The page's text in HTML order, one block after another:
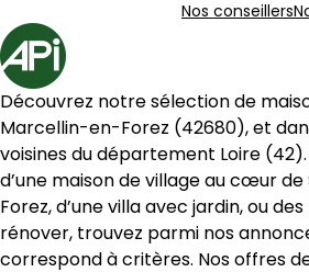
Nos conseillers
Accueil
3 Maisons à vendre à Saint-
113 m² 5 pièces
Aller à l'image1
Aller à l'image2
Aller à l'image3
Aller à l'image4
Aller à l'image5
Découvrez notre sélection de
Marcellin-en-Forez (42680), et
voisines du département Loire (42
d’une maison de village au cœur de
Forez, d’une villa avec jardin, ou
rénover, trouvez parmi nos